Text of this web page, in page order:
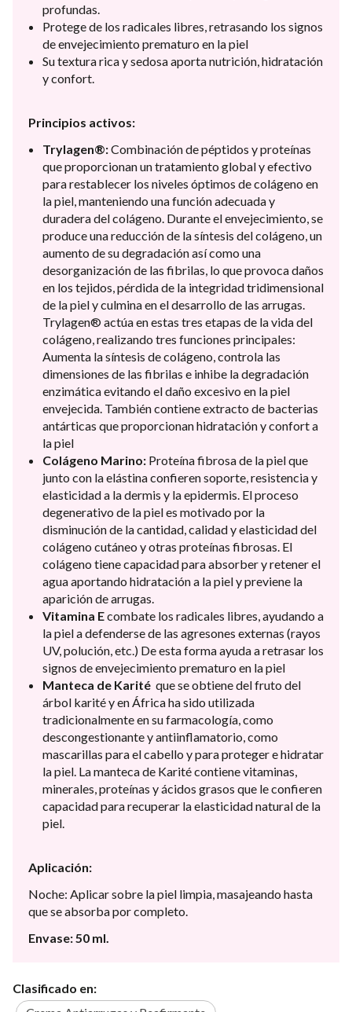
profundas.
Protege de los radicales libres, retrasando los signos
de envejecimiento prematuro en la piel
Su textura rica y sedosa aporta nutrición, hidratación
y confort.
Principios activos:
Trylagen®:Combinación de péptidos y proteínas
que proporcionan un tratamiento global y efectivo
para restablecer los niveles óptimos de colágeno en
la piel, manteniendo una función adecuada y
duradera del colágeno. Durante el envejecimiento, se
produce una reducción de la síntesis del colágeno, un
aumento de su degradación así como una
desorganización de las fibrilas, lo que provoca daños
en los tejidos, pérdida de la integridad tridimensional
de la piel y culmina en el desarrollo de las arrugas.
Trylagen® actúa en estas tres etapas de la vida del
colágeno, realizando tres funciones principales:
Aumenta la síntesis de colágeno, controla las
dimensiones de las fibrilas e inhibe la degradación
enzimática evitando el daño excesivo en la piel
envejecida. También contiene extracto de bacterias
antárticas que proporcionan hidratación y confort a
la piel
Colágeno Marino: Proteína fibrosa de la piel que
junto con la elástina confieren soporte, resistencia y
elasticidad a la dermis y la epidermis. El proceso
degenerativo de la piel es motivado por la
disminución de la cantidad, calidad y elasticidad del
colágeno cutáneo y otras proteínas fibrosas. El
colágeno tiene capacidad para absorber y retener el
agua aportando hidratación a la piel y previene la
aparición de arrugas.
Vitamina Ecombate los radicales libres, ayudando a
la piel a defenderse de las agresones externas (rayos
UV, polución, etc.) De esta forma ayuda a retrasar los
signos de envejecimiento prematuro en la piel
Manteca de Karité que se obtiene del fruto del
árbol karité y en África ha sido utilizada
tradicionalmente en su farmacología, como
descongestionante y antiinflamatorio, como
mascarillas para el cabello y para proteger e hidratar
la piel. La manteca de Karité contiene vitaminas,
minerales, proteínas y ácidos grasos que le confieren
capacidad para recuperar la elasticidad natural de la
piel.
Aplicación:
Noche: Aplicar sobre la piel limpia, masajeando hasta
que se absorba por completo.
Envase: 50 ml.
Clasificado en: